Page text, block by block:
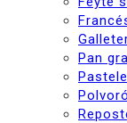
Pan